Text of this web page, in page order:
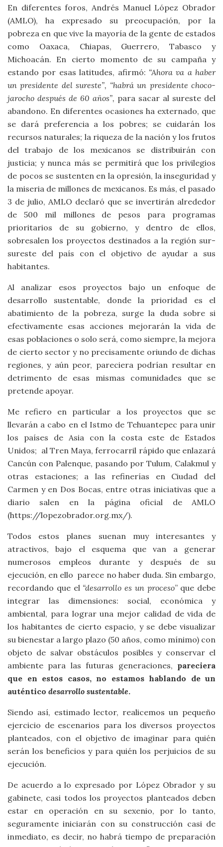
En diferentes foros, Andrés Manuel López Obrador
(AMLO), ha expresado su preocupación, por la
pobreza en que vive la mayoría de la gente de estados
como Oaxaca, Chiapas, Guerrero, Tabasco y
Michoacán. En cierto momento de su campaña y
estando por esas latitudes, afirmó: “Ahora va a haber
un presidente del sureste”, “habrá un presidente choco-
jarocho después de 60 años”, para sacar al sureste del
abandono. En diferentes ocasiones ha externado, que
se dará preferencia a los pobres; se cuidarán los
recursos naturales; la riqueza de la nación y los frutos
del trabajo de los mexicanos se distribuirán con
justicia; y nunca más se permitirá que los privilegios
de pocos se sustenten en la opresión, la inseguridad y
la miseria de millones de mexicanos. Es más, el pasado
3 de julio, AMLO declaró que se invertirán alrededor
de 500 mil millones de pesos para programas
prioritarios de su gobierno, y dentro de ellos,
sobresalen los proyectos destinados a la región sur-
sureste del país con el objetivo de ayudar a sus
habitantes.
Al analizar esos proyectos bajo un enfoque de
desarrollo sustentable, donde la prioridad es el
abatimiento de la pobreza, surge la duda sobre si
efectivamente esas acciones mejorarán la vida de
esas poblaciones o solo será, como siempre, la mejora
de cierto sector y no precisamente oriundo de dichas
regiones, y aún peor, pareciera podrían resultar en
detrimento de esas mismas comunidades que se
pretende apoyar.
Me refiero en particular a los proyectos que se
llevarán a cabo en el Istmo de Tehuantepec para unir
los países de Asia con la costa este de Estados
Unidos; al Tren Maya, ferrocarril rápido que enlazará
Cancún con Palenque, pasando por Tulum, Calakmul y
otras estaciones; a las refinerías en Ciudad del
Carmen y en Dos Bocas, entre otras iniciativas que a
diario salen en la página oficial de AMLO
(https://lopezobrador.org.mx/).
Todos estos planes suenan muy interesantes y
atractivos, bajo el esquema que van a generar
numerosos empleos durante y después de su
ejecución, en ello parece no haber duda. Sin embargo,
recordando que el “desarrollo es un proceso” que debe
integrar las dimensiones: social, económica y
ambiental, para lograr una mejor calidad de vida de
los habitantes de cierto espacio, y se debe visualizar
su bienestar a largo plazo (50 años, como mínimo) con
objeto de salvar obstáculos posibles y conservar el
ambiente para las futuras generaciones, pareciera
que en estos casos, no estamos hablando de un
auténtico desarrollo sustentable.
Siendo así, estimado lector, realicemos un pequeño
ejercicio de escenarios para los diversos proyectos
planteados, con el objetivo de imaginar para quién
serán los beneficios y para quién los perjuicios de su
ejecución.
De acuerdo a lo expresado por López Obrador y su
gabinete, casi todos los proyectos planteados deben
estar en operación en su sexenio, por lo tanto,
seguramente iniciarán con su construcción casi de
inmediato, es decir, no habrá tiempo de preparación